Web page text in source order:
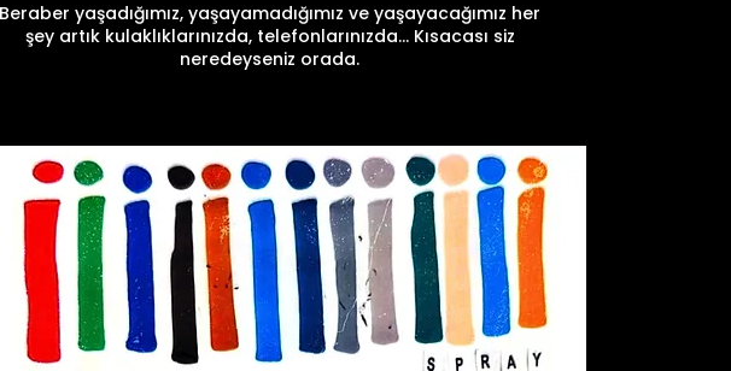
Beraber yaşadığımız, yaşayamadığımız ve yaşayacağımız her
şey artık kulaklıklarınızda, telefonlarınızda… Kısacası siz
neredeyseniz orada.